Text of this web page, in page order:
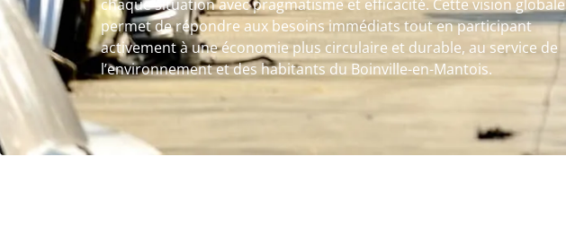
chaque situation avec pragmatisme et efficacité. Cette vision globale
permet de répondre aux besoins immédiats tout en participant
activement à une économie plus circulaire et durable, au service de
l’environnement et des habitants du Boinville-en-Mantois.